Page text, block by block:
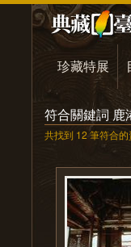
珍藏特展
符合關鍵詞 鹿
共找到 12 筆符合